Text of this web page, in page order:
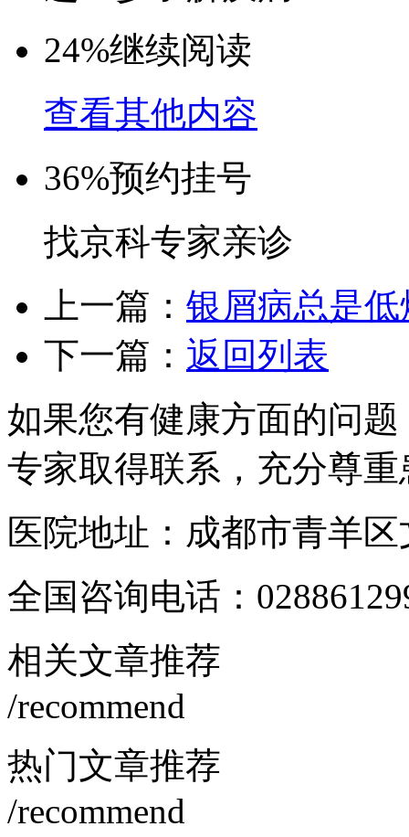
24%继续阅读
查看其他内容
36%预约挂号
找京科专家亲诊
上一篇： 银屑病总是低
下一篇： 返回列表
如果您有健康方面的问
专家取得联系，充分尊
医院地址：成都市青羊
全国咨询电话：
相关文章推荐
/recommend
热门文章推荐
/recommend